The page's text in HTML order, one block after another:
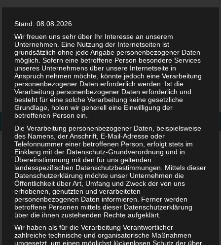
Facebook
Twitter
Suchen
nach:
Sport in der Schwangerschaft
Sport in der Schwangerschaft
23. JULI 2018
Stand: 08.08.2026
Wir freuen uns sehr über Ihr Interesse an unserem
Unternehmen. Eine Nutzung der Internetseiten ist
grundsätzlich ohne jede Angabe personenbezogener Daten
möglich. Sofern eine betroffene Person besondere Services
unseres Unternehmens über unsere Internetseite in
Anspruch nehmen möchte, könnte jedoch eine Verarbeitung
personenbezogener Daten erforderlich werden. Ist die
Verarbeitung personenbezogener Daten erforderlich und
besteht für eine solche Verarbeitung keine gesetzliche
Grundlage, holen wir generell eine Einwilligung der
betroffenen Person ein.
Die Verarbeitung personenbezogener Daten, beispielsweise
des Namens, der Anschrift, E-Mail-Adresse oder
Telefonnummer einer betroffenen Person, erfolgt stets im
Einklang mit der Datenschutz-Grundverordnung und in
Übereinstimmung mit den für uns geltenden
landesspezifischen Datenschutzbestimmungen. Mittels dieser
Datenschutzerklärung möchte unser Unternehmen die
Öffentlichkeit über Art, Umfang und Zweck der von uns
erhobenen, genutzten und verarbeiteten
personenbezogenen Daten informieren. Ferner werden
betroffene Personen mittels dieser Datenschutzerklärung
über die ihnen zustehenden Rechte aufgeklärt.
Wir haben als für die Verarbeitung Verantwortlicher
zahlreiche technische und organisatorische Maßnahmen
umgesetzt, um einen möglichst lückenlosen Schutz der über